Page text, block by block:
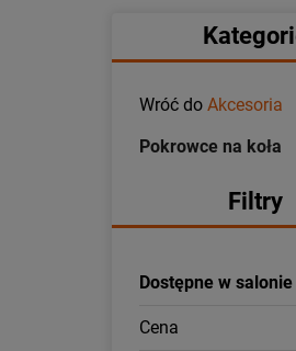
Wróć do Akcesoria
Pokrowce na koła
Filtry
Dostępne w salonie
Cena